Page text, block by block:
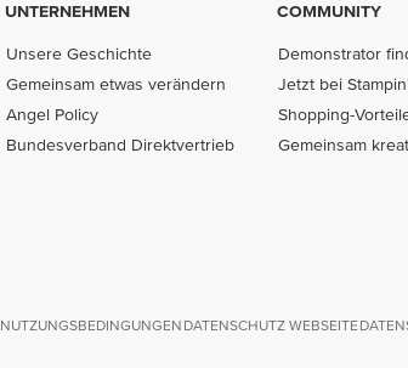
UNTERNEHMEN
Unsere Geschichte
Gemeinsam etwas verändern
Angel Policy
Bundesverband Direktvertrieb
COMMUNITY
Demonstrator
Jetzt bei
Shopping-
Gemeinsam
NUTZUNGSBEDINGUNGEN DATENSCHUTZ WEBSEITE